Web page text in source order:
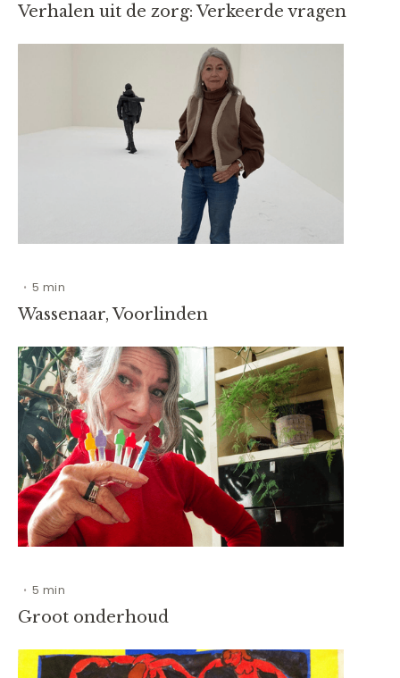
Verhalen uit de zorg: Verkeerde vragen
• 5 min
Wassenaar, Voorlinden
• 5 min
Groot onderhoud